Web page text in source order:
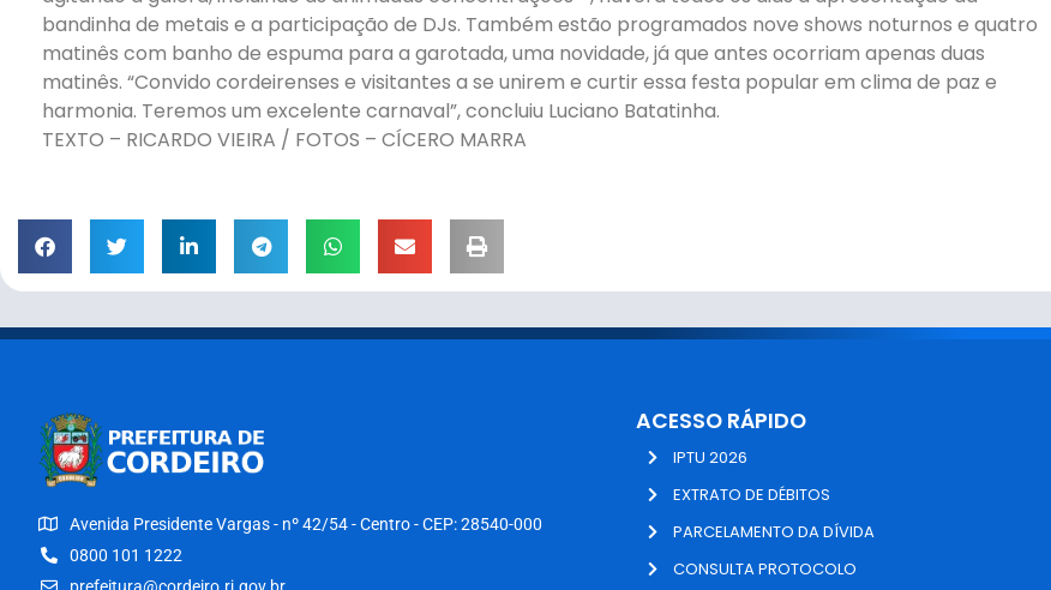
bandinha de metais e a participação de DJs. Também estão programados nove shows noturnos e quatro
matinês com banho de espuma para a garotada, uma novidade, já que antes ocorriam apenas duas
matinês. “Convido cordeirenses e visitantes a se unirem e curtir essa festa popular em clima de paz e
harmonia. Teremos um excelente carnaval”, concluiu Luciano Batatinha.
TEXTO – RICARDO VIEIRA / FOTOS – CÍCERO MARRA
Avenida Presidente Vargas - nº 42/54 - Centro - CEP: 28540-000
0800 101 1222
ACESSO RÁPIDO
IPTU 2026
EXTRATO DE DÉBITOS
PARCELAMENTO DA DÍVIDA
CONSULTA PROTOCOLO